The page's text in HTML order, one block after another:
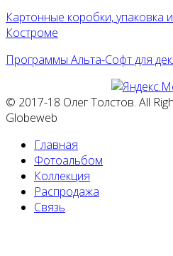
Картонные коробки, упаковка
Костроме
Программы Альта-Софт для
© 2017-18 Олег Толстов. All
Globeweb
Главная
Фотоальбом
Коллекция
Распродажа
Связь